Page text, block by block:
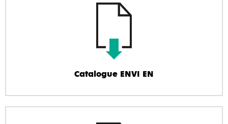
Catalogue ENVI EN